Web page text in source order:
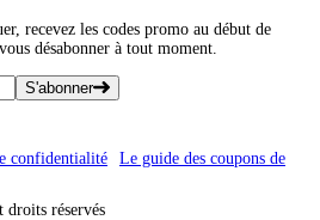
recevez les codes promo au début de
désabonner à tout moment.
S'abonner
confidentialité
Le guide des coupons de
réservés